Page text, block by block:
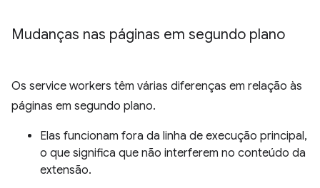
Mudanças nas páginas em segundo plano
Os service workers têm várias diferenças em relação às
páginas em segundo plano.
Elas funcionam fora da linha de execução principal,
o que significa que não interferem no conteúdo da
extensão.